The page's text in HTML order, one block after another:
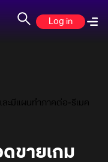
Log in
ะมีแผนทำภาคต่อ-รีเมค
ขายเกม